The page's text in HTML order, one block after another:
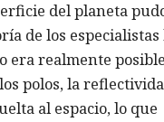
del planeta
de los especialistas
era realmente
polos, la
al espacio, lo que